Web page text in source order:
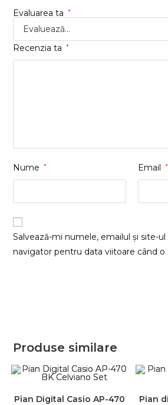
Evaluarea ta *
Recenzia ta *
Nume * Email *
Salvează-mi numele, emailul și site-
navigator pentru data viitoare când o
Produse similare
Pian Digital Casio AP-470
Pian